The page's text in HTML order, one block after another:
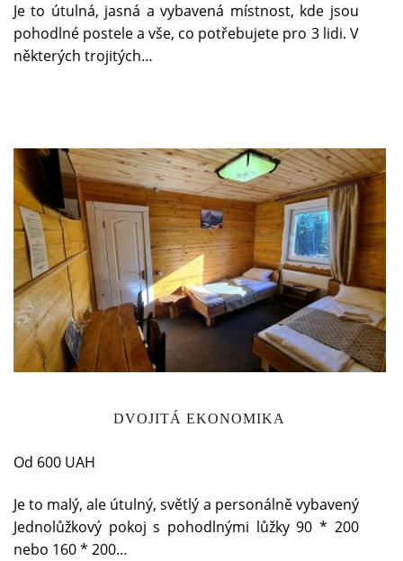
Je to útulná, jasná a vybavená místnost, kde jsou
pohodlné postele a vše, co potřebujete pro 3 lidi. V
některých trojitých…
DVOJITÁ EKONOMIKA
Od 600 UAH
Je to malý, ale útulný, světlý a personálně vybavený
Jednolůžkový pokoj s pohodlnými lůžky 90 * 200
nebo 160 * 200…